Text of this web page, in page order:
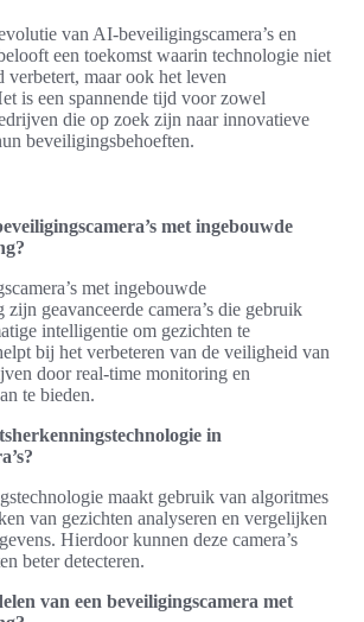
van AI-beveiligingscamera’s en
een toekomst waarin technologie niet
verbetert, maar ook het leven
is een spannende tijd voor zowel
die op zoek zijn naar innovatieve
beveiligingsbehoeften.
met ingebouwde
met ingebouwde
zijn geavanceerde camera’s die gebruik
intelligentie om gezichten te
bij het verbeteren van de veiligheid van
door real-time monitoring en
te bieden.
in
maakt gebruik van algoritmes
van gezichten analyseren en vergelijken
Hierdoor kunnen deze camera’s
beter detecteren.
van een beveiligingscamera met